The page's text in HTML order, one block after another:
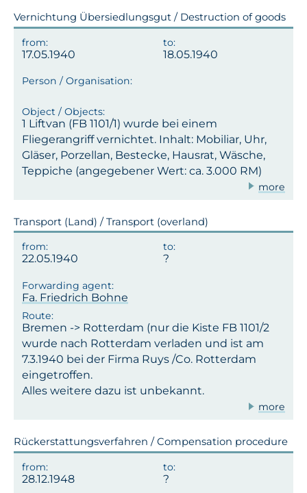
Vernichtung Übersiedlungsgut / Destruction of goods
17.05.1940 18.05.1940
1 Liftvan (FB 1101/1) wurde bei einem
Fliegerangriff vernichtet. Inhalt: Mobiliar, Uhr,
Gläser, Porzellan, Bestecke, Hausrat, Wäsche,
Teppiche (angegebener Wert: ca. 3.000 RM)
more
Transport (Land) / Transport (overland)
22.05.1940
Fa. Friedrich Bohne
Bremen -> Rotterdam (nur die Kiste FB 1101/2
wurde nach Rotterdam verladen und ist am
7.3.1940 bei der Firma Ruys /Co. Rotterdam
eingetroffen.
Alles weitere dazu ist unbekannt.
more
Rückerstattungsverfahren / Compensation procedure
28.12.1948